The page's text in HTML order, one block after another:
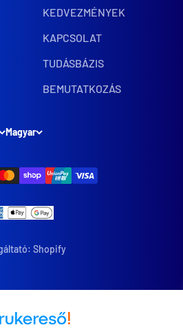
KEDVEZMÉNYEK
KAPCSOLAT
TUDÁSBÁZIS
BEMUTATKOZÁS
Magyar
Shopify